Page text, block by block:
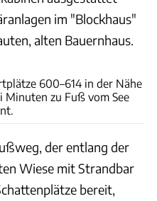
im "Blockhaus"
alten Bauernhaus.
600–614 in der Nähe
Minuten zu Fuß vom See
der entlang der
Wiese mit Strandbar
bereit,